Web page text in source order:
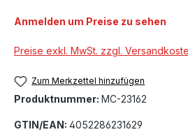
Anmelden um Preise zu sehen
Preise exkl. MwSt. zzgl.
Zum Merkzettel hinzufügen
Produktnummer: MC-23162
GTIN/EAN: 4052286231629